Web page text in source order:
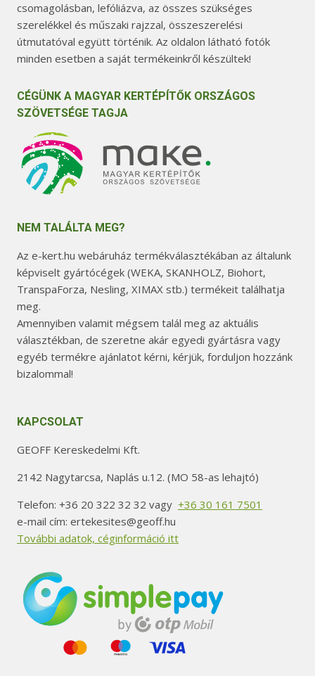
csomagolásban, lefóliázva, az összes szükséges
szerelékkel és műszaki rajzzal, összeszerelési
útmutatóval együtt történik. Az oldalon látható fotók
minden esetben a saját termékeinkről készültek!
CÉGÜNK A MAGYAR KERTÉPÍTŐK ORSZÁGOS
SZÖVETSÉGE TAGJA
NEM TALÁLTA MEG?
Az e-kert.hu webáruház termékválasztékában az általunk
képviselt gyártócégek (WEKA, SKANHOLZ, Biohort,
TranspaForza, Nesling, XIMAX stb.) termékeit találhatja
meg.
Amennyiben valamit mégsem talál meg az aktuális
választékban, de szeretne akár egyedi gyártásra vagy
egyéb termékre ajánlatot kérni, kérjük, forduljon hozzánk
bizalommal!
KAPCSOLAT
GEOFF Kereskedelmi Kft.
2142 Nagytarcsa, Naplás u.12. (MO 58-as lehajtó)
Telefon: +36 20 322 32 32 vagy +36 30 161 7501
e-mail cím: ertekesites@geoff.hu
További adatok, céginformáció itt